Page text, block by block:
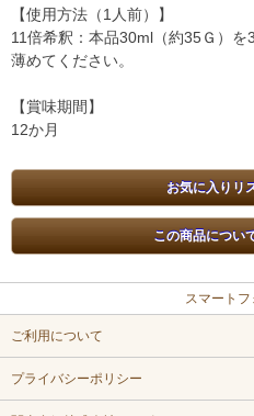
【使用方法（1人前）】
11倍希釈：本品30ml（約35Ｇ）
薄めてください。
【賞味期間】
12か月
スマートフ
ご利用について
プライバシーポリシー